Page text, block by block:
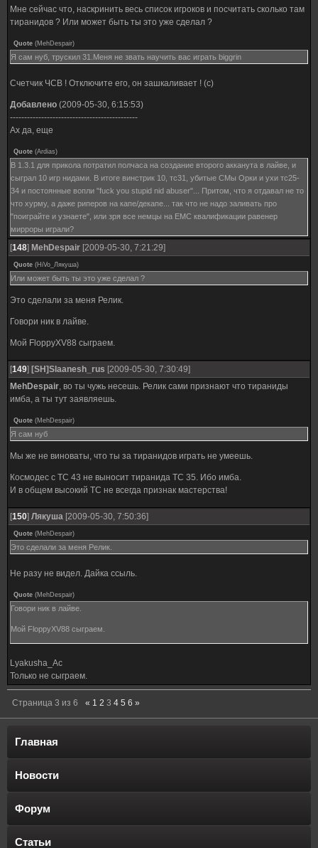
Мне сейчас что, наскринить весь список игроков и посчитать сколько там
тиранидов ? Или может быть ты это уже сделал ?
Quote (MehDespair)
Я сам нуб, трускил 31.Меня не звать научить вас играть biggrin
Счетчик ЧСВ ! Отключите его, он зашкаливает ! (с)
Добавлено (2009-05-30, 6:15:53)
---------------------------------------------
Ах да, еще
Quote (Ardias)
В 1.3.1 для прикола потратил полчаса на создание второго акканута в лайве, и
сыграл 10 игр нидами. В итоге винстрик 10, тс31, убитые СМы Орки и ухи тс25-
34 и постоянные вопли "fuck you stupid nid abuser"... Притом, что я отдавал не то
что хурму, а даже риперов на капе/декапе... так что не надо заливать про
"поиграйте и узнаете", или зря все немцы на ЕМС квалификации равенер
мирроры играли?
[148] MehDespair [2009-05-30, 7:21:29]
Quote (HiVo_Лякуша)
Или может быть ты это уже сделал ?
Это сделали за меня Релик.
Говори ник в лайве.
Мой FloppyXV88 сыграем.
[149] [SH]Slaanesh_rus [2009-05-30, 7:30:49]
MehDespair, во ты чужь несешь. Релик сами признают что тираниды
имба, а ты тут заявляешь.
Quote (MehDespair)
Я сам нуб
Мы же не виноваты, что ты за тиранидов играть не умеешь.
Космодес с ТС 43 не выносит тиранида ТС 35. Ибо имба.
И в общем высокий ТС не всегда признак мастерства!
[150] Лякуша [2009-05-30, 7:50:36]
Quote (MehDespair)
Это сделали за меня Релик.
Не разу не видел. Дайка ссыль.
Quote (MehDespair)
Говори ник в лайве.
Мой FloppyXV88 сыграем.
Lyakusha_Ac
Только не сыграем.
Страница 3 из 6 « 1 2 3 4 5 6 »
Главная
Новости
Форум
Статьи